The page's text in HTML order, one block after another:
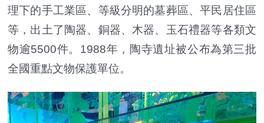
理下的手工業區、等級分明的墓葬區、平民居住區
等，出土了陶器、銅器、木器、玉石禮器等各類文
物逾5500件。1988年，陶寺遺址被公布為第三批
全國重點文物保護單位。